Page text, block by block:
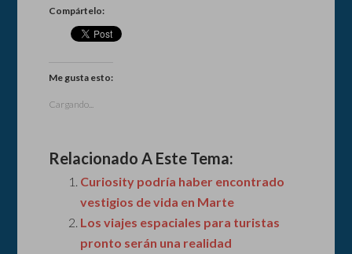
Compártelo:
Me gusta esto:
Cargando...
Relacionado A Este Tema:
Curiosity podría haber encontrado
vestigios de vida en Marte
Los viajes espaciales para turistas
pronto serán una realidad